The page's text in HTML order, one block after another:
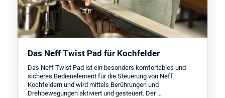
Das Neff Twist Pad für Kochfelder
Das Neff Twist Pad ist ein besonders komfortables und
sicheres Bedienelement für die Steuerung von Neff
Kochfeldern und wird mittels Berührungen und
Drehbewegungen aktiviert und gesteuert. Der …